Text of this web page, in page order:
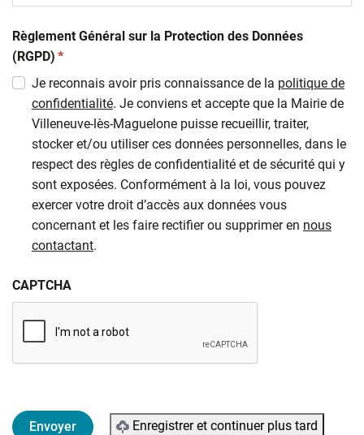
Règlement Général sur la Protection des Données
(RGPD) (obligatoire)
*
Je reconnais avoir pris connaissance de la politique de
confidentialité. Je conviens et accepte que la Mairie de
Villeneuve-lès-Maguelone puisse recueillir, traiter,
stocker et/ou utiliser ces données personnelles, dans le
respect des règles de confidentialité et de sécurité qui y
sont exposées. Conformément à la loi, vous pouvez
exercer votre droit d’accès aux données vous
concernant et les faire rectifier ou supprimer en nous
contactant.
CAPTCHA
Enregistrer et continuer plus tard